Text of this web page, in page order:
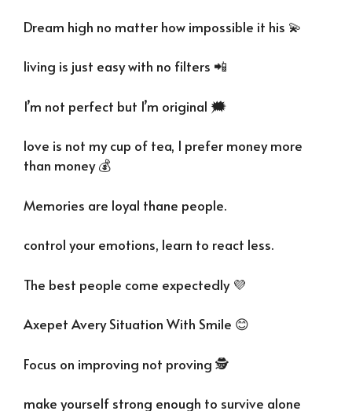
Dream high no matter how impossible it his 💫
living is just easy with no filters 📲
I’m not perfect but I’m original 🗯️
love is not my cup of tea, I prefer money more
than money 💰
Memories are loyal thane people.
control your emotions, learn to react less.
The best people come expectedly 💜
Axepet Avery Situation With Smile 😊
Focus on improving not proving 🕵️
make yourself strong enough to survive alone